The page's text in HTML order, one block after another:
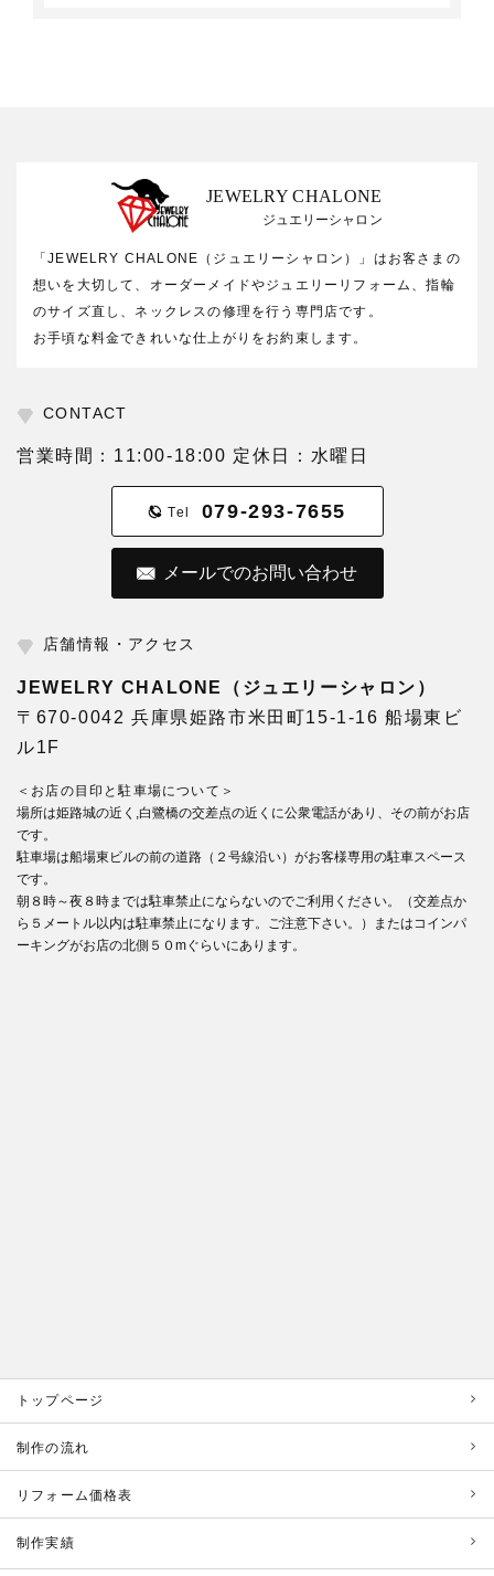
JEWELRY CHALONE
ジュエリーシャロン
「JEWELRY CHALONE（ジュエリーシャロン）」はお客さまの
想いを大切して、オーダーメイドやジュエリーリフォーム、指輪
のサイズ直し、ネックレスの修理を行う専門店です。
お手頃な料金できれいな仕上がりをお約束します。
CONTACT
営業時間：11:00-18:00 定休日：水曜日
Tel 079-293-7655
メールでのお問い合わせ
店舗情報・アクセス
JEWELRY CHALONE（ジュエリーシャロン）
〒670-0042 兵庫県姫路市米田町15-1-16 船場東ビ
ル1F
＜お店の目印と駐車場について＞
場所は姫路城の近く,白鷺橋の交差点の近くに公衆電話があり、その前がお店
です。
駐車場は船場東ビルの前の道路（２号線沿い）がお客様専用の駐車スペース
です。
朝８時～夜８時までは駐車禁止にならないのでご利用ください。（交差点か
ら５メートル以内は駐車禁止になります。ご注意下さい。）またはコインパ
ーキングがお店の北側５０mぐらいにあります。
トップページ
制作の流れ
リフォーム価格表
制作実績